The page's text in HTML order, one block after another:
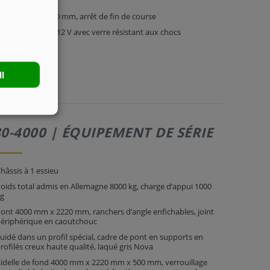
course de 1500 mm, arrêt de fin de course
d’éclairage 12 V avec verre résistant aux chocs
4000 | ÉQUIPEMENT DE SÉRIE
à 1 essieu
total admis en Allemagne 8000 kg, charge d’appui 1000
4000 mm x 2220 mm, ranchers d’angle enfichables, joint
en caoutchouc
dans un profil spécial, cadre de pont en supports en
creux haute qualité, laqué gris Nova
de fond 4000 mm x 2220 mm x 500 mm, verrouillage